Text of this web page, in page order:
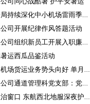
持续深化中小机场雷雨季...
司开展纪律作风答题活动
司组织新员工开展入职廉...
运西瓜品鉴活动
场货运业务势头向好 单月...
司通道管理科党支部：党...
窗口 东航西北地服深夜护...